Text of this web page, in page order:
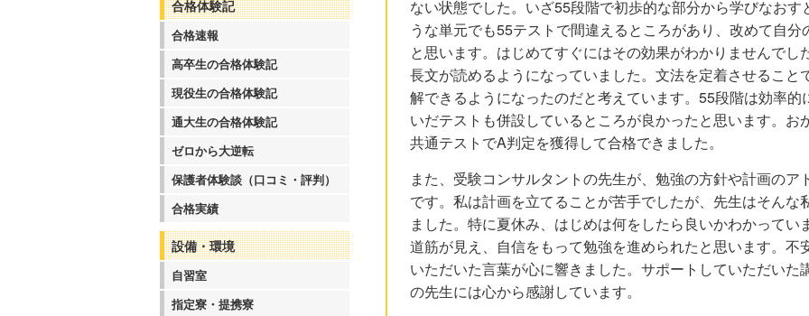
合格体験記
合格速報
高卒生の合格体験記
現役生の合格体験記
通大生の合格体験記
ゼロから大逆転
保護者体験談（口コミ・評判）
合格実績
設備・環境
自習室
指定寮・提携寮
ない状態でした。いざ55段階で初歩的な部分から学びなお
うな単元でも55テストで間違えるところがあり、改めて自
と思います。はじめてすぐにはその効果がわかりませんでし
長文が読めるようになっていました。文法を定着させること
解できるようになったのだと考えています。55段階は効率
いだテストも併設しているところが良かったと思います。お
共通テストでA判定を獲得して合格できました。
また、受験コンサルタントの先生が、勉強の方針や計画のア
です。私は計画を立てることが苦手でしたが、先生はそんな
ました。特に夏休み、はじめは何をしたら良いかわかって
道筋が見え、自信をもって勉強を進められたと思います。不
いただいた言葉が心に響きました。サポートしていただいた
の先生には心から感謝しています。